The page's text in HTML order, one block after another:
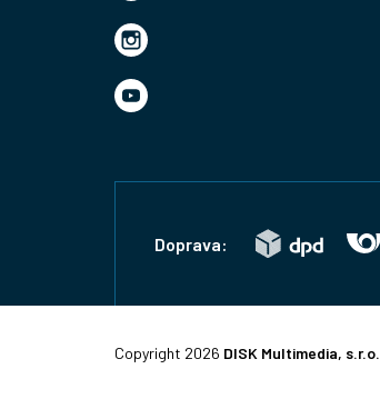
Doprava:
Copyright 2026 DISK Multimedia, s.r.o.